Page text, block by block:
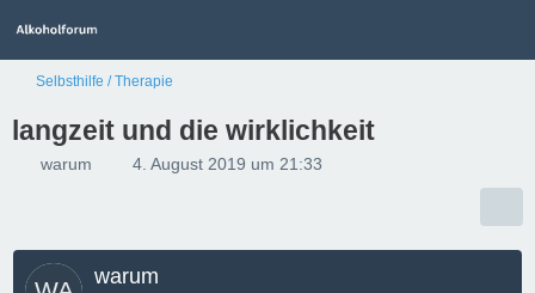
Selbsthilfe / Therapie
langzeit und die wirklichkeit
warum 4. August 2019 um 21:33
warum